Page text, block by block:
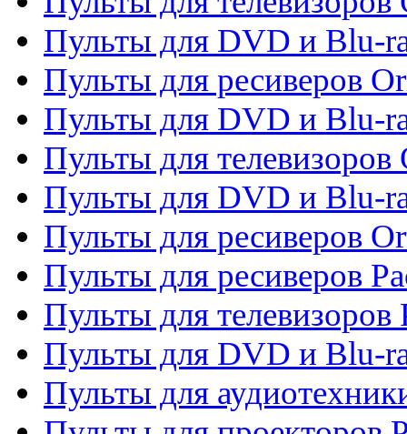
Пульты для DVD и Blu-
Пульты для ресиверов
Пульты для DVD и Blu-
Пульты для телевизоров
Пульты для DVD и Blu-
Пульты для ресиверов
Пульты для ресиверов
Пульты для телевизоров
Пульты для DVD и Blu-
Пульты для